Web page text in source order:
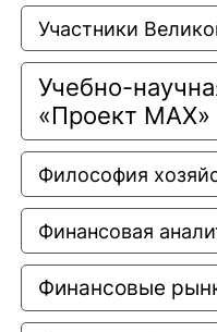
Участники
Учебно-
«Проект МАХ»
Философия
Финансовая
Финансовые